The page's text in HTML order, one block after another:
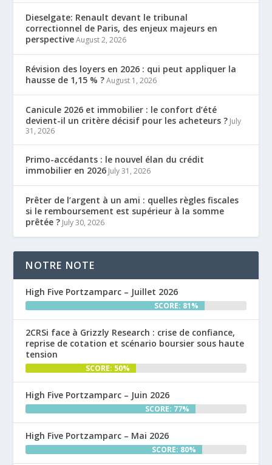
Dieselgate: Renault devant le tribunal
correctionnel de Paris, des enjeux majeurs en
perspective August 2, 2026
Révision des loyers en 2026 : qui peut appliquer la
hausse de 1,15 % ? August 1, 2026
Canicule 2026 et immobilier : le confort d’été
devient-il un critère décisif pour les acheteurs ? July
31, 2026
Primo-accédants : le nouvel élan du crédit
immobilier en 2026 July 31, 2026
Prêter de l’argent à un ami : quelles règles fiscales
si le remboursement est supérieur à la somme
prêtée ? July 30, 2026
NOTRE NOTE
High Five Portzamparc – Juillet 2026
SCORE: 81%
2CRSi face à Grizzly Research : crise de confiance,
reprise de cotation et scénario boursier sous haute
tension
SCORE: 50%
High Five Portzamparc – Juin 2026
SCORE: 77%
High Five Portzamparc – Mai 2026
SCORE: 80%